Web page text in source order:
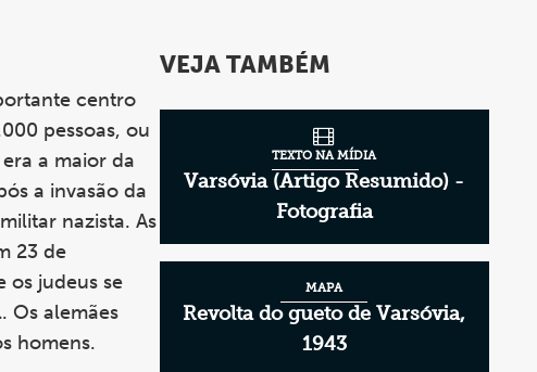
centro
pessoas, ou
a maior da
a invasão da
nazista. As
23 de
os judeus se
Os alemães
homens.
VEJA TAMBÉM
Varsóvia (Artigo Resumido) -
Fotografia
TEXTO NA MÍDIA
Revolta do gueto de Varsóvia,
1943
MAPA